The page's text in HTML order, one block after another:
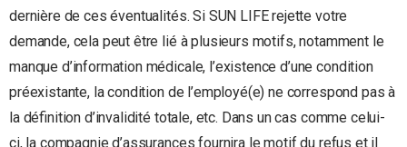
dernière de ces éventualités. Si SUN LIFE rejette votre
demande, cela peut être lié à plusieurs motifs, notamment le
manque d’information médicale, l’existence d’une condition
préexistante, la condition de l’employé(e) ne correspond pas à
la définition d’invalidité totale, etc. Dans un cas comme celui-
ci, la compagnie d’assurances fournira le motif du refus et il